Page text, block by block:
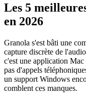
Les 5
en 2026
Granola s'est bâti une
capture discrète de
c'est une application
pas d'appels
un support Windows
comblent ces manques.